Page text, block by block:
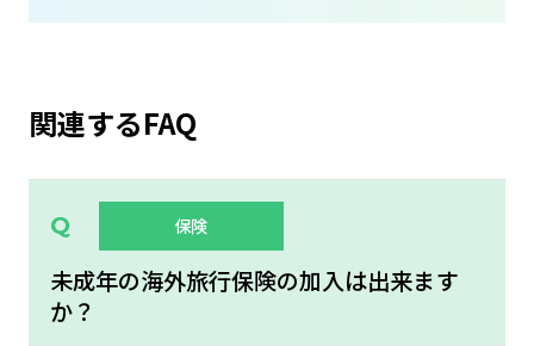
関連するFAQ
保険
未成年の海外旅行保険の加入は出来ます
か？